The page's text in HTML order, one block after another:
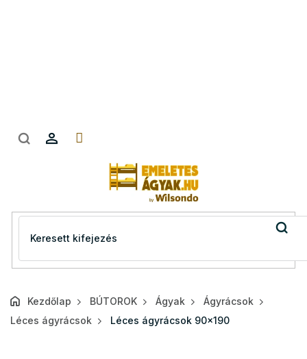
Kezdőlap BÚTOROK Ágyak
Ágyrácsok
Léces ágyrácsok
Léces ágyrácsok 90x190